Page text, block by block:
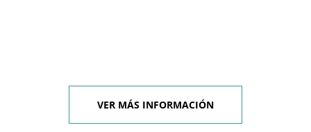
VER MÁS INFORMACIÓN